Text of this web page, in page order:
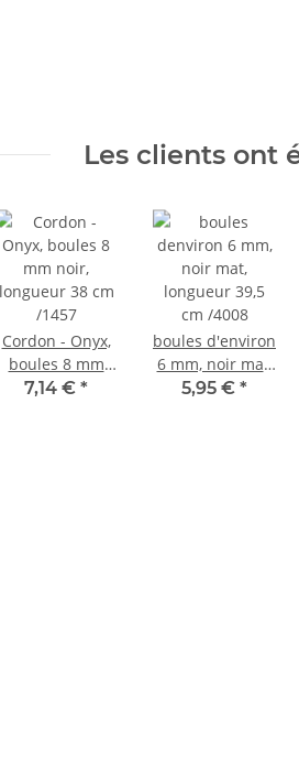
Les clients ont
Cordon - Onyx,
boules 8 mm
noir, longueur
7,14 € *
boules d'environ
6 mm, noir mat,
longueur 39,5
5,95 € *